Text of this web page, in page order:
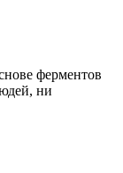
ферментов
ни